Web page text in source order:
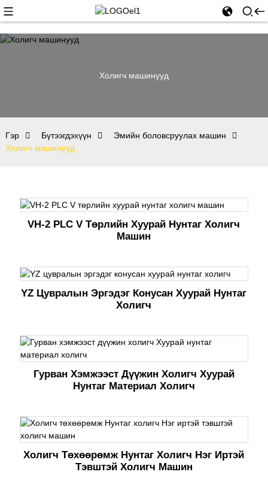
Холигч машинууд
Гэр Бүтээгдэхүүн
Эмийн боловсруулах машин
Холигч машинууд
VH-2 PLC V Төрлийн Хуурай Нунтаг Холигч
Машин
YZ Цувралын Эргэдэг Конусан Хуурай Нунтаг
Холигч
Гурван Хэмжээст Дүүжин Холигч Хуурай
Нунтаг Материал Холигч
Холигч Төхөөрөмж Нунтаг Холигч Нэг Иртэй
Тэвштэй Холигч Машин